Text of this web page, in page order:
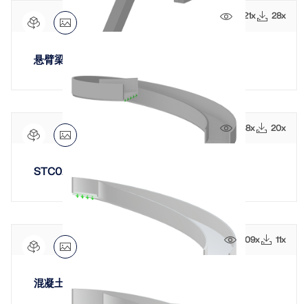
1321x 28x
悬臂梁支座楼梯
688x 20x
STC024 | Elliptical Single-Flight Staircase
709x 11x
混凝土半椭圆楼梯